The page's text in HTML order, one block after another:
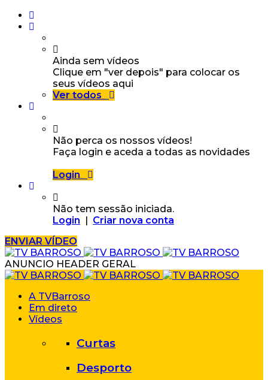
Ainda sem vídeos
Clique em "ver depois" para colocar os
seus vídeos aqui
Ver todos
Não perca os nossos vídeos!
Faça login e aceda a todas as novidades
Login
Não tem sessão iniciada.
Login | Criar nova conta
ENVIAR VÍDEO
ANUNCIO HEADER GERAL
A TVBarroso
Em direto
Vídeos
Curtas
Desporto